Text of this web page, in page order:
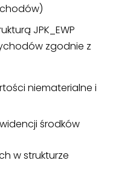
JPK_EWP
zgodnie z
niematerialne i
środków
w strukturze